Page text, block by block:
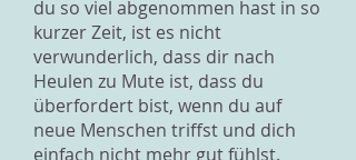
du so viel abgenommen hast in so
kurzer Zeit, ist es nicht
verwunderlich, dass dir nach
Heulen zu Mute ist, dass du
überfordert bist, wenn du auf
neue Menschen triffst und dich
einfach nicht mehr gut fühlst.